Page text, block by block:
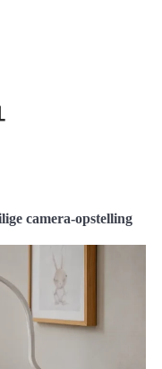
camera-opstelling